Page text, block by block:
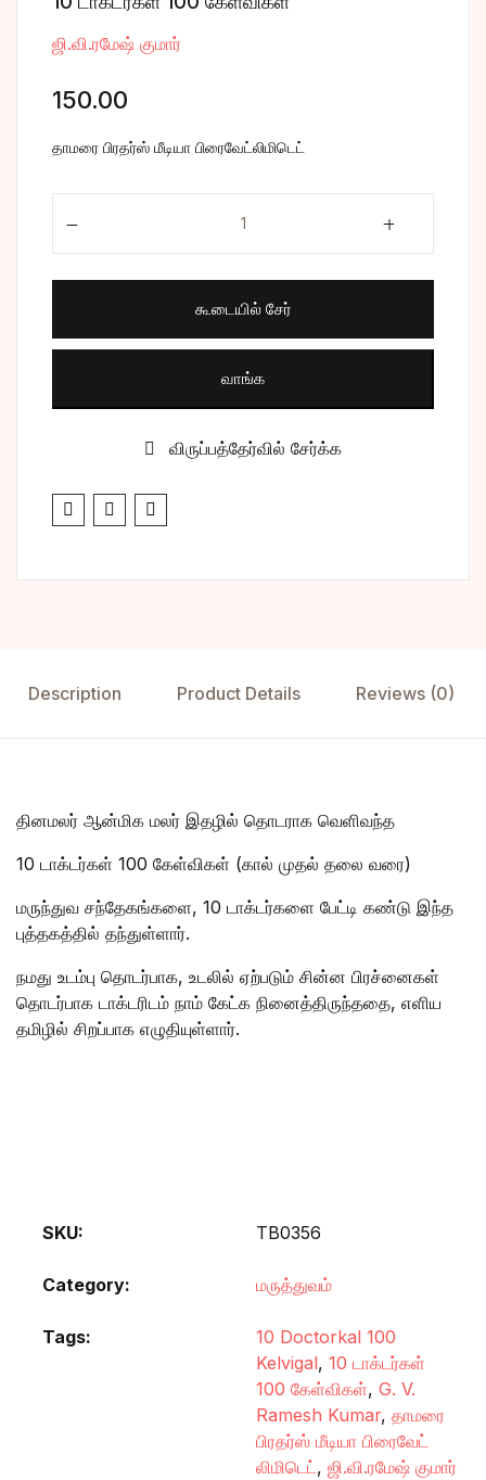
மருத்துவம்
வணிகம் &
ஜி.வி.ரமேஷ் குமார்
150.00
தாமரை பிரதர்ஸ் மீடியா பிரைவேட்லிமிடெட்
கூடையில் சேர்
வாங்க
விருப்பத்தேர்வில் சேர்க்க
Description Product Details Reviews (0)
தினமலர் ஆன்மிக மலர் இதழில் தொடராக வெளிவந்த
10 டாக்டர்கள் 100 கேள்விகள் (கால் முதல் தலை வரை)
மருந்துவ சந்தேகங்களை, 10 டாக்டர்களை பேட்டி கண்டு இந்த
புத்தகத்தில் தந்துள்ளார்.
நமது உடம்பு தொடர்பாக, உடலில் ஏற்படும் சின்ன பிரச்னைகள்
தொடர்பாக டாக்டரிடம் நாம் கேட்க நினைத்திருந்ததை, எளிய
தமிழில் சிறப்பாக எழுதியுள்ளார்.
SKU: TB0356
Category: மருத்துவம்
Tags:
10 Doctorkal 100
Kelvigal, 10 டாக்டர்கள்
100 கேள்விகள், G. V.
Ramesh Kumar, தாமரை
பிரதர்ஸ் மீடியா பிரைவேட்
லிமிடெட் , ஜி.வி.ரமேஷ் குமார்